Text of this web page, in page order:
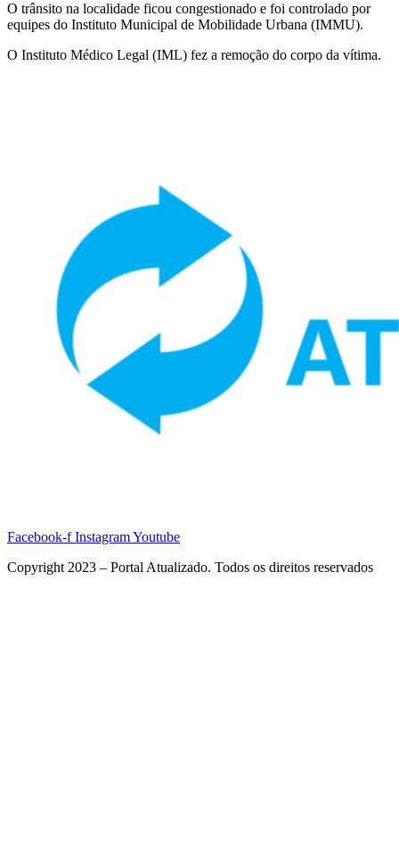
O trânsito na localidade ficou congestionado e foi controlado por
equipes do Instituto Municipal de Mobilidade Urbana (IMMU).
O Instituto Médico Legal (IML) fez a remoção do corpo da vítima.
Facebook-f InstagramYoutube
Copyright 2023 – Portal Atualizado. Todos os direitos reservados